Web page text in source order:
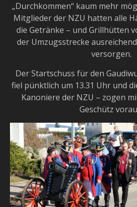
„Durchkommen“ kaum mehr
Mitglieder der NZU hatten alle
die Getränke – und Grillhütten
der Umzugsstrecke
versorgen.
Der Startschuss für den
fiel pünktlich um 13.31 Uhr und
Kanoniere der NZU – zogen
Geschütz